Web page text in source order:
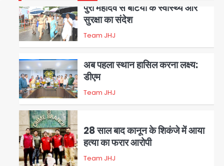
2
पुरा महादेव से बेटियों के स्वास्थ्य और
सुरक्षा का संदेश
Team JHJ
3
अब पहला स्थान हासिल करना लक्ष्य:
डीएम
Team JHJ
28 साल बाद कानून के शिकंजे में आया
हत्या का फरार आरोपी
Team JHJ